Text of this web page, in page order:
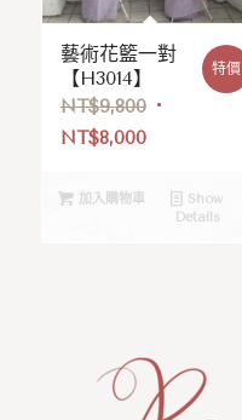
藝術花籃一對
【H3014】
NT$9,800
NT$8,000
特價
加入購物車
Show
Details